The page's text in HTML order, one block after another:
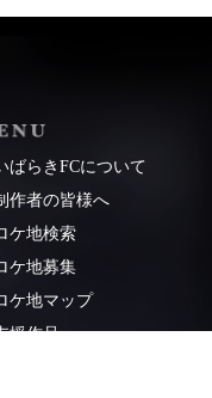
ばらきFCについて
作者の皆様へ
ケ地検索
ケ地募集
ケ地マップ
援作品